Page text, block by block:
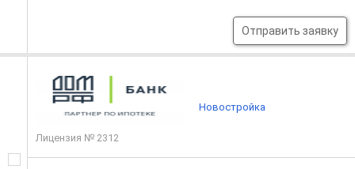
Отправить заявку
Лицензия № 2312
Новостройка